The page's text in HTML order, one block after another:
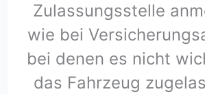
Zulassungsstelle
wie bei
bei denen es nicht
das Fahrzeug